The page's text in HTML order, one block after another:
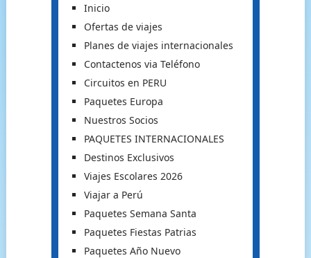
Inicio
Ofertas de viajes
Planes de viajes internacionales
Contactenos via Teléfono
Circuitos en PERU
Paquetes Europa
Nuestros Socios
PAQUETES INTERNACIONALES
Destinos Exclusivos
Viajes Escolares 2026
Viajar a Perú
Paquetes Semana Santa
Paquetes Fiestas Patrias
Paquetes Año Nuevo